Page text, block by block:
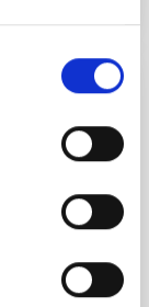
On
"Un